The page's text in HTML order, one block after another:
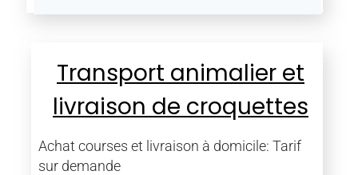
Transport animalier et
livraison de croquettes
Achat courses et livraison à domicile: Tarif
sur demande